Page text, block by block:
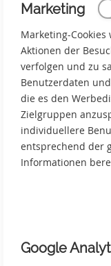
Ende
springen
Marketing
Marketing-
Aktionen der
verfolgen und zu
Benutzerdaten
die es den
Zielgruppen
individuellere
entsprechend der
Informationen
Google